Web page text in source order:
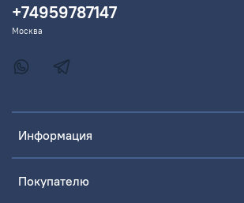
Информация
Покупателю
+74959787147
Москва